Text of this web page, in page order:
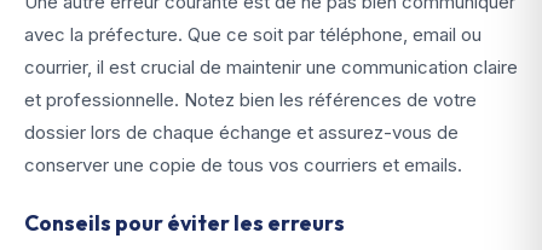
avec la préfecture. Que ce soit par téléphone, email ou
courrier, il est crucial de maintenir une communication claire
et professionnelle. Notez bien les références de votre
dossier lors de chaque échange et assurez-vous de
conserver une copie de tous vos courriers et emails.
Conseils pour éviter les erreurs